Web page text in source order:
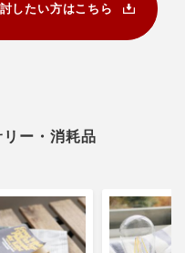
したい方はこちら
ー・消耗品